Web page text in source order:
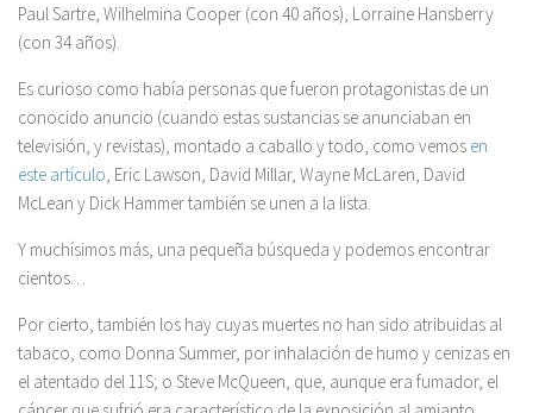
Paul Sartre, Wilhelmina Cooper (con 40 años), Lorraine Hansberry
(con 34 años).
Es curioso como había personas que fueron protagonistas de un
conocido anuncio (cuando estas sustancias se anunciaban en
televisión, y revistas), montado a caballo y todo, como vemos en
este artículo, Eric Lawson, David Millar, Wayne McLaren, David
McLean y Dick Hammer también se unen a la lista.
Y muchísimos más, una pequeña búsqueda y podemos encontrar
cientos…
Por cierto, también los hay cuyas muertes no han sido atribuidas al
tabaco, como Donna Summer, por inhalación de humo y cenizas en
el atentado del 11S; o Steve McQueen, que, aunque era fumador, el